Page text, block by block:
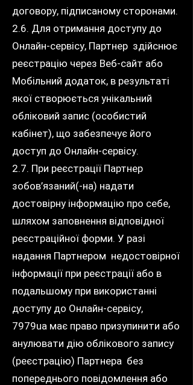
договору, підписаному сторонами.
2.6. Для отримання доступу до
Онлайн-сервісу, Партнер здійснює
реєстрацію через Веб-сайт або
Мобільний додаток, в результаті
якої створюється унікальний
обліковий запис (особистий
кабінет), що забезпечує його
доступ до Онлайн-сервісу.
2.7. При реєстрації Партнер
зобов’язаний(-на) надати
достовірну інформацію про себе,
шляхом заповнення відповідної
реєстраційної форми. У разі
надання Партнером недостовірної
інформації при реєстрації або в
подальшому при використанні
доступу до Онлайн-сервісу,
7979ua має право призупинити або
анулювати дію облікового запису
(реєстрацію) Партнера без
попереднього повідомлення або